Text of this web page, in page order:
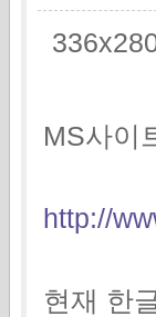
MS사이
http://
현재 한